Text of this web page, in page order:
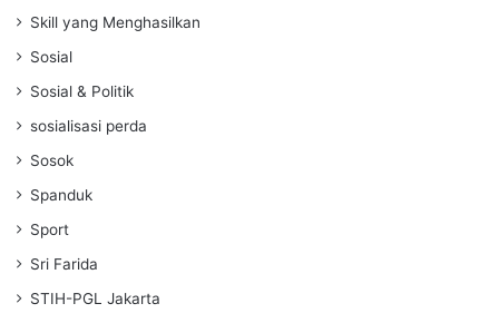
Skill yang Menghasilkan
Sosial
Sosial & Politik
sosialisasi perda
Sosok
Spanduk
Sport
Sri Farida
STIH-PGL Jakarta